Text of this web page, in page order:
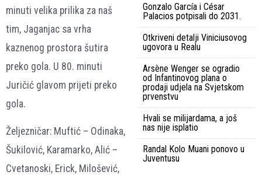
minuti velika prilika za naš
tim, Jaganjac sa vrha
kaznenog prostora šutira
preko gola. U 80. minuti
Juričić glavom prijeti preko
gola.
Željezničar: Muftić – Odinaka,
Šukilović, Karamarko, Alić –
Cvetanoski, Erick, Milošević,
Gonzalo García i César
Palacios potpisali do 2031.
Otkriveni detalji Viniciusovog
ugovora u Realu
Arsène Wenger se ogradio
od Infantinovog plana o
prodaji udjela na Svjetskom
prvenstvu
Hvali se milijardama, a još
nas nije isplatio
Randal Kolo Muani ponovo u
Juventusu